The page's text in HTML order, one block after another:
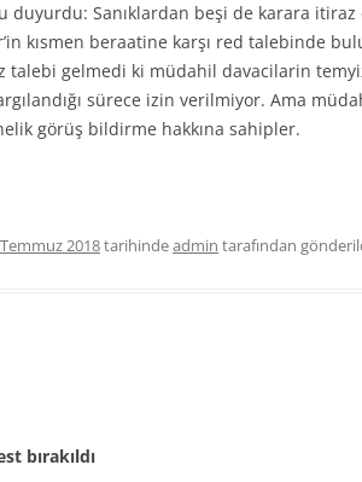
Sanıklardan beşi de karara itiraz
kısmen beraatine karşı red talebinde
talebi gelmedi ki müdahil davacilarin
sürece izin verilmiyor. Ama
görüş bildirme hakkına sahipler.
2018tarihindeadmin tarafından
bırakıldı